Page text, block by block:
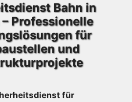
Bahn in
– Professionelle
für
und
für